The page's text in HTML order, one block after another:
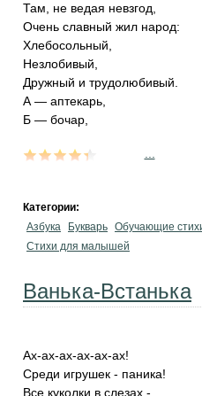
Там, не ведая невзгод,
Очень славный жил народ:
Хлебосольный,
Незлобивый,
Дружный и трудолюбивый.
А — аптекарь,
Б — бочар,
Категории:
Азбука
Букварь Обучающие
Стихи для малышей
Ванька-Встанька
Ах-ах-ах-ах-ах-ах!
Среди игрушек - паника!
Все куколки в слезах -